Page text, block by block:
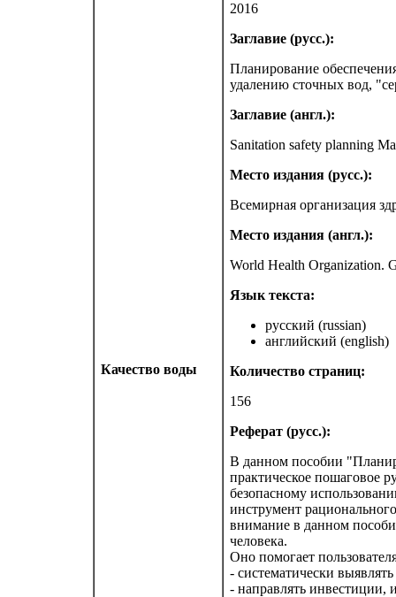
Качество воды
2016
Заглавие (русс.):
Планирование
удалению сточных вод,
Заглавие (англ.):
Sanitation safety planning
Место издания (русс.):
Всемирная организация
Место издания (англ.):
World Health Organization.
Язык текста:
русский (russian)
английский (english)
Количество страниц:
156
Реферат (русс.):
В данном пособии
практическое пошаговое
безопасному
инструмент
внимание в данном
человека.
Оно помогает
- систематически
- направлять инвестиции,